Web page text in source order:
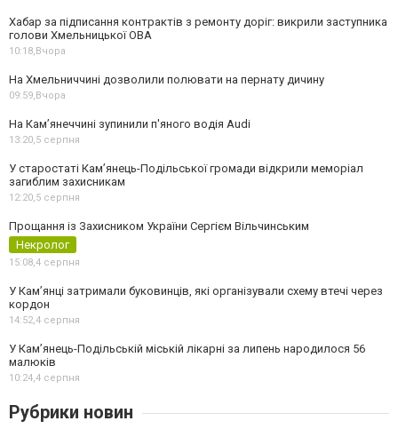
Хабар за підписання контрактів з ремонту доріг: викрили заступника
голови Хмельницької ОВА
10:18,Вчора
На Хмельниччині дозволили полювати на пернату дичину
09:59,Вчора
На Камʼянеччині зупинили п'яного водія Audi
13:20,5 серпня
У старостаті Кам’янець-Подільської громади відкрили меморіал
загиблим захисникам
12:20,5 серпня
Прощання із Захисником України Сергієм Вільчинським
Некролог
15:08,4 серпня
У Кам’янці затримали буковинців, які організували схему втечі через
кордон
14:52,4 серпня
У Кам’янець-Подільській міській лікарні за липень народилося 56
малюків
10:24,4 серпня
Рубрики новин